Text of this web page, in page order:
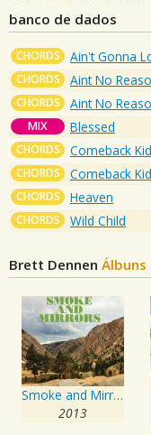
banco de dados
CHORDS Ain't Gonna
CHORDS Aint No
CHORDS Aint No
MIX Blessed
CHORDS Comeback Kid
CHORDS Comeback Kid
CHORDS Heaven
CHORDS Wild Child
Brett Dennen Álbuns
Smoke and Mirrors
2013